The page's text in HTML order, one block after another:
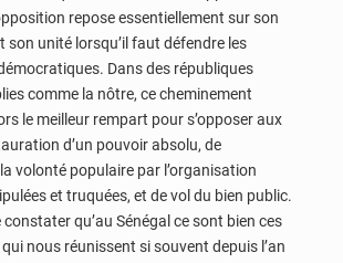
repose essentiellement sur son
son unité lorsqu’il faut défendre les
Dans des républiques
comme la nôtre, ce cheminement
le meilleur rempart pour s’opposer aux
d’un pouvoir absolu, de
volonté populaire par l’organisation
et truquées, et de vol du bien public.
qu’au Sénégal ce sont bien ces
nous réunissent si souvent depuis l’an